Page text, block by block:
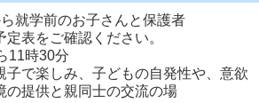
就学前のお子さんと保護者
定表をご確認ください。
11時30分
子で楽しみ、子どもの自発性や、意欲
の提供と親同士の交流の場